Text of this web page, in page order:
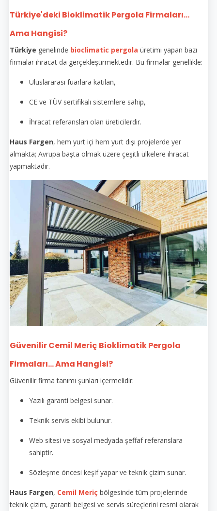
Türkiye'deki Bioklimatik Pergola Firmaları...
Ama Hangisi?
Türkiye genelinde bioclimatic pergola üretimi yapan bazı
firmalar ihracat da gerçekleştirmektedir. Bu firmalar genellikle:
Uluslararası fuarlara katılan,
CE ve TÜV sertifikalı sistemlere sahip,
İhracat referansları olan üreticilerdir.
Haus Fargen, hem yurt içi hem yurt dışı projelerde yer
almakta; Avrupa başta olmak üzere çeşitli ülkelere ihracat
yapmaktadır.
Güvenilir Cemil Meriç Bioklimatik Pergola
Firmaları... Ama Hangisi?
Güvenilir firma tanımı şunları içermelidir:
Yazılı garanti belgesi sunar.
Teknik servis ekibi bulunur.
Web sitesi ve sosyal medyada şeffaf referanslara
sahiptir.
Sözleşme öncesi keşif yapar ve teknik çizim sunar.
Haus Fargen, Cemil Meriç bölgesinde tüm projelerinde
teknik çizim, garanti belgesi ve servis süreçlerini resmi olarak